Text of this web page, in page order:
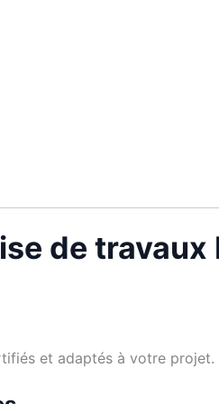
de travaux
et adaptés à votre projet.